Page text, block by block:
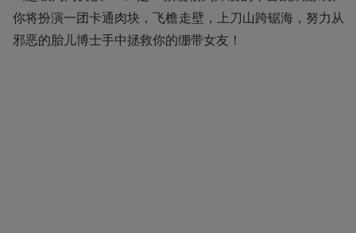
你将扮演一团卡通肉块，飞檐走壁，上刀山跨锯海，努力从
邪恶的胎儿博士手中拯救你的绷带女友！